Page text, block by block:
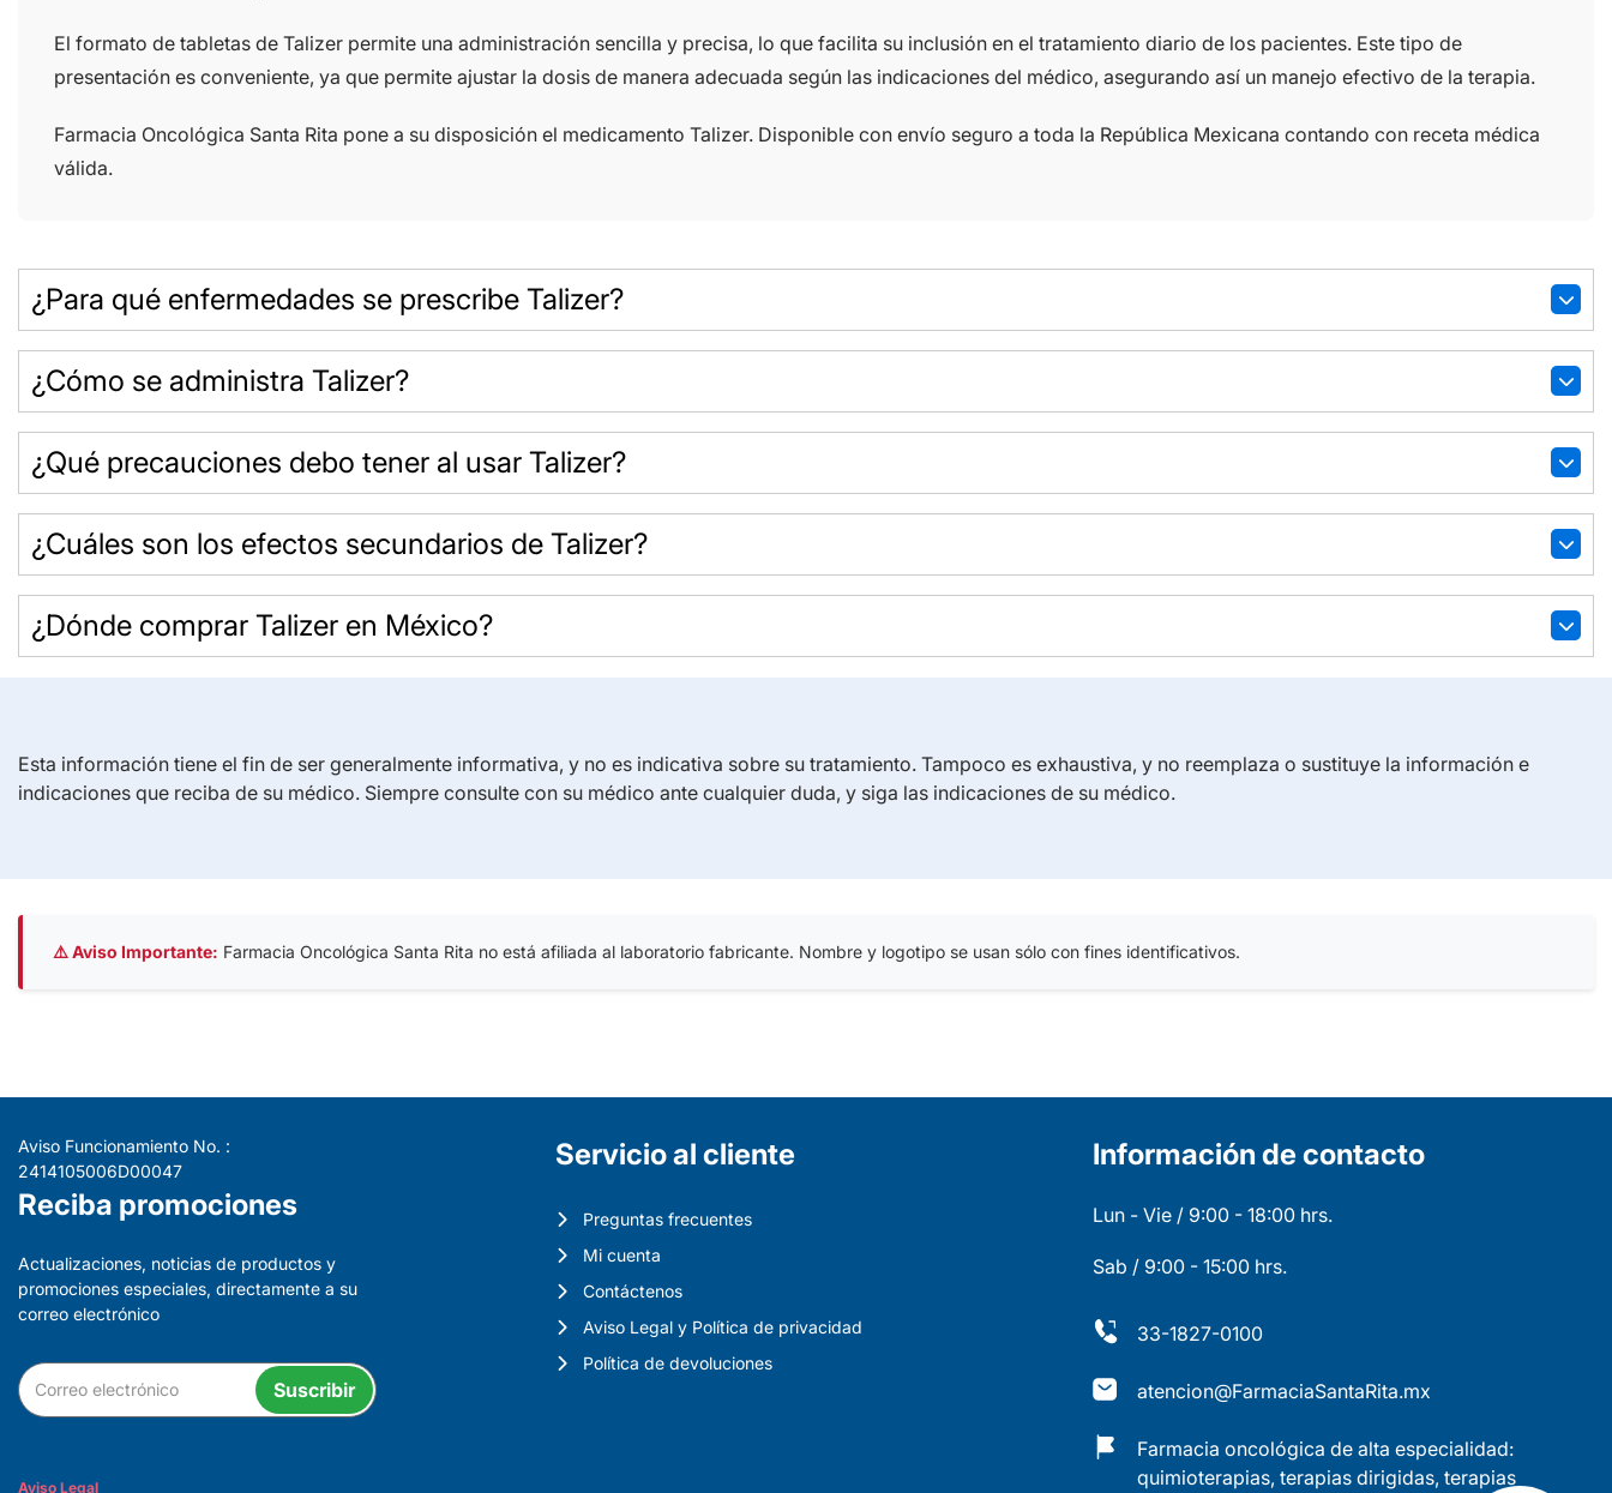
El formato de tabletas de Talizer permite una administración sencilla y precisa, lo que facilita su inclusión en el tratamiento diario de los pacientes. Este tipo de
presentación es conveniente, ya que permite ajustar la dosis de manera adecuada según las indicaciones del médico, asegurando así un manejo efectivo de la terapia.
Farmacia Oncológica Santa Rita pone a su disposición el medicamento Talizer. Disponible con envío seguro a toda la República Mexicana contando con receta médica
válida.
¿Para qué enfermedades se prescribe Talizer?
¿Cómo se administra Talizer?
¿Qué precauciones debo tener al usar Talizer?
¿Cuáles son los efectos secundarios de Talizer?
¿Dónde comprar Talizer en México?
Esta información tiene el fin de ser generalmente informativa, y no es indicativa sobre su tratamiento. Tampoco es exhaustiva, y no reemplaza o sustituye la información e
indicaciones que reciba de su médico. Siempre consulte con su médico ante cualquier duda, y siga las indicaciones de su médico.
⚠️ Aviso Importante: Farmacia Oncológica Santa Rita no está afiliada al laboratorio fabricante. Nombre y logotipo se usan sólo con fines identificativos.
Aviso Funcionamiento No. :
2414105006D00047
Reciba promociones
Actualizaciones, noticias de productos y
promociones especiales, directamente a su
correo electrónico
Suscribir
Aviso Legal
Servicio al cliente
Preguntas frecuentes
Mi cuenta
Contáctenos
Aviso Legal y Política de privacidad
Política de devoluciones
Información de contacto
Lun - Vie / 9:00 - 18:00 hrs.
Sab / 9:00 - 15:00 hrs.
33-1827-0100
atencion@FarmaciaSantaRita.mx
Farmacia oncológica de alta especialidad:
quimioterapias, terapias dirigidas, terapias